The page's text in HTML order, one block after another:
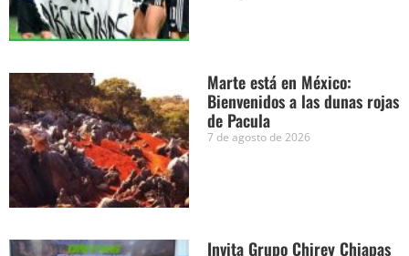
Marte está en México:
Bienvenidos a las dunas rojas
de Pacula
7 de agosto de 2026
Invita Grupo Chirey Chiapas